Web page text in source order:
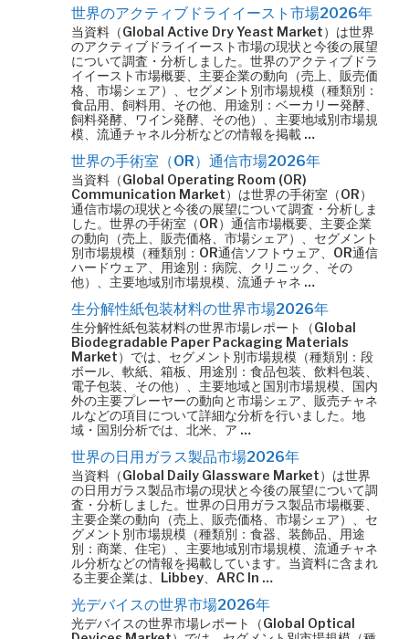
世界のアクティブドライイースト市場2026年
当資料（Global Active Dry Yeast Market）は世界
のアクティブドライイースト市場の現状と今後の展望
について調査・分析しました。世界のアクティブドラ
イイースト市場概要、主要企業の動向（売上、販売価
格、市場シェア）、セグメント別市場規模（種類別：
食品用、飼料用、その他、用途別：ベーカリー発酵、
飼料発酵、ワイン発酵、その他）、主要地域別市場規
模、流通チャネル分析などの情報を掲載 …
世界の手術室（OR）通信市場2026年
当資料（Global Operating Room (OR)
Communication Market）は世界の手術室（OR）
通信市場の現状と今後の展望について調査・分析しま
した。世界の手術室（OR）通信市場概要、主要企業
の動向（売上、販売価格、市場シェア）、セグメント
別市場規模（種類別：OR通信ソフトウェア、OR通信
ハードウェア、用途別：病院、クリニック、その
他）、主要地域別市場規模、流通チャネ …
生分解性紙包装材料の世界市場2026年
生分解性紙包装材料の世界市場レポート（Global
Biodegradable Paper Packaging Materials
Market）では、セグメント別市場規模（種類別：段
ボール、軟紙、箱板、用途別：食品包装、飲料包装、
電子包装、その他）、主要地域と国別市場規模、国内
外の主要プレーヤーの動向と市場シェア、販売チャネ
ルなどの項目について詳細な分析を行いました。地
域・国別分析では、北米、ア …
世界の日用ガラス製品市場2026年
当資料（Global Daily Glassware Market）は世界
の日用ガラス製品市場の現状と今後の展望について調
査・分析しました。世界の日用ガラス製品市場概要、
主要企業の動向（売上、販売価格、市場シェア）、セ
グメント別市場規模（種類別：食器、装飾品、用途
別：商業、住宅）、主要地域別市場規模、流通チャネ
ル分析などの情報を掲載しています。当資料に含まれ
る主要企業は、Libbey、ARC In …
光デバイスの世界市場2026年
光デバイスの世界市場レポート（Global Optical